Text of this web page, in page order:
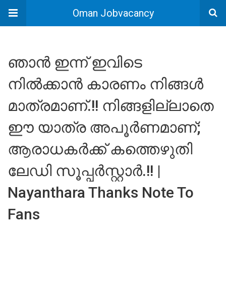
Oman Jobvacancy
ഞാൻ ഇന്ന് ഇവിടെ
നിൽക്കാൻ കാരണം നിങ്ങൾ
മാത്രമാണ്.!! നിങ്ങളില്ലാതെ
ഈ യാത്ര അപൂർണമാണ്;
ആരാധകർക്ക് കത്തെഴുതി
ലേഡി സൂപ്പർസ്റ്റാർ.!! |
Nayanthara Thanks Note To
Fans